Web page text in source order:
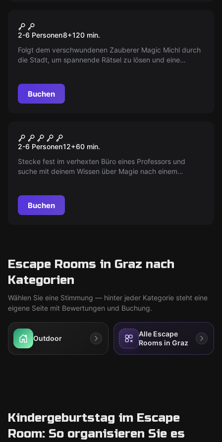
Magische Verfolgung
2-6 Personen8+120 min.
Folgt dem verschwundenen Zauberer Magic Michl durch
die Stadt, um spannende Rätsel zu lösen und eine
Buchen
Magic School
2-6 Personen12+60 min.
Stecke fest im verhexten Büro eines Professors und
suche mit deinem Wissen über Magie nach einem
Buchen
Escape Rooms in Graz nach
Kategorien
Wählen Sie eine Stimmung — hinter jeder Kategorie steht eine
eigene Seite mit Bewertungen und Buchung.
Outdoor
Alle Escape
Rooms in Graz
Kindergeburtstag im Escape
Room: So organisieren Sie es